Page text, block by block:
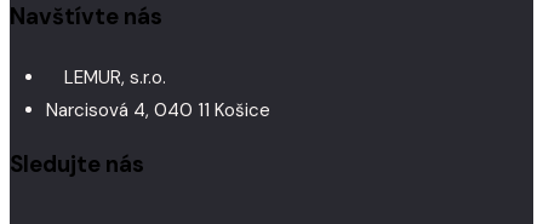
Navštívte nás
LEMUR, s.r.o.
Narcisová 4, 040 11 Košice
Sledujte nás